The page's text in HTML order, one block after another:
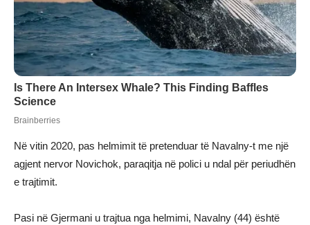
Në vitin 2020, pas helmimit të pretenduar të Navalny-t me një
agjent nervor Novichok, paraqitja në polici u ndal për periudhën
e trajtimit.
Pasi në Gjermani u trajtua nga helmimi, Navalny (44) është